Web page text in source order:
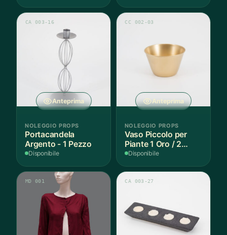
Anteprima
CA 003-16
NOLEGGIO PROPS
Portacandela
Argento - 1 Pezzo
Disponibile
Anteprima
CC 002-03
NOLEGGIO PROPS
Vaso Piccolo per
Piante 1 Oro / 2
Argento - 3 Pezzi
Disponibile
MD 001 CA 003-27